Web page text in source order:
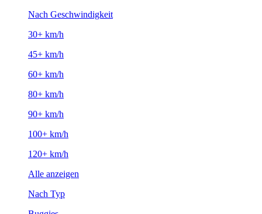
Nach Geschwindigkeit
30+ km/h
45+ km/h
60+ km/h
80+ km/h
90+ km/h
100+ km/h
120+ km/h
Alle anzeigen
Nach Typ